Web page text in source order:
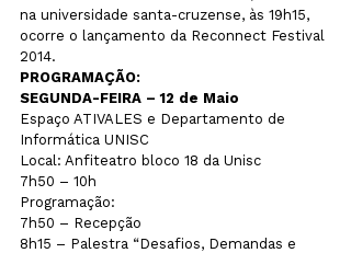
na universidade santa-cruzense, às 19h15,
ocorre o lançamento da Reconnect Festival
PROGRAMAÇÃO:
SEGUNDA-FEIRA – 12 de Maio
Espaço ATIVALES e Departamento de
Informática UNISC
Local: Anfiteatro bloco 18 da Unisc
7h50 – 10h
Programação:
7h50 – Recepção
8h15 – Palestra “Desafios, Demandas e